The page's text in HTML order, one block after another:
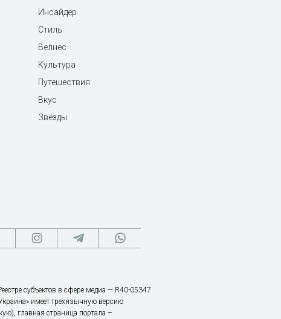
Инсайдер
Стиль
Велнес
Культура
Путешествия
Вкус
Звезды
субъектов в сфере медиа — R40-05347
имеет трехязычную версию
главная страница портала –